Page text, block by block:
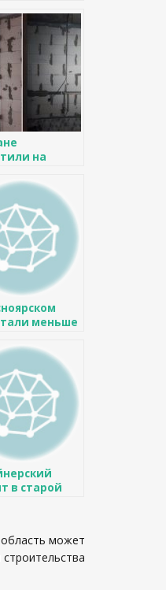
за 16
на
в
7,5
рублей
меньше
в старой
область может